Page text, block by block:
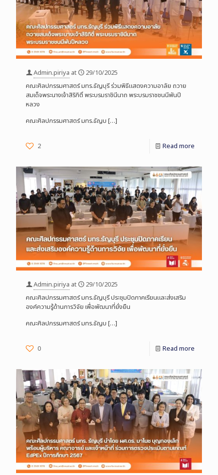
Admin.piriya at
29/10/2025
คณะศิลปกรรมศาสตร์ มทร.ธัญบุรี ร่วมพิธีแสดงความอาลัย ถวาย
สมเด็จพระนางเจ้าสิริกิติ์ พระบรมราชินีนาถ พระบรมราชชนนีพันปี
หลวง
คณะศิลปกรรมศาสตร์ มทร.ธัญบ […]
2 Read more
Admin.piriya at
29/10/2025
คณะศิลปกรรมศาสตร์ มทร.ธัญบุรี ประชุมปิดภาคเรียนและส่งเสริม
องค์ความรู้ด้านการวิจัย เพื่อพัฒนาที่ยั่งยืน
คณะศิลปกรรมศาสตร์ มทร.ธัญบ […]
0 Read more